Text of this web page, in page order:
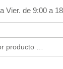
Vier. de 9:00 a